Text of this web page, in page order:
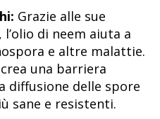
Grazie alle sue
di neem aiuta a
e altre malattie.
una barriera
diffusione delle spore
sane e resistenti.